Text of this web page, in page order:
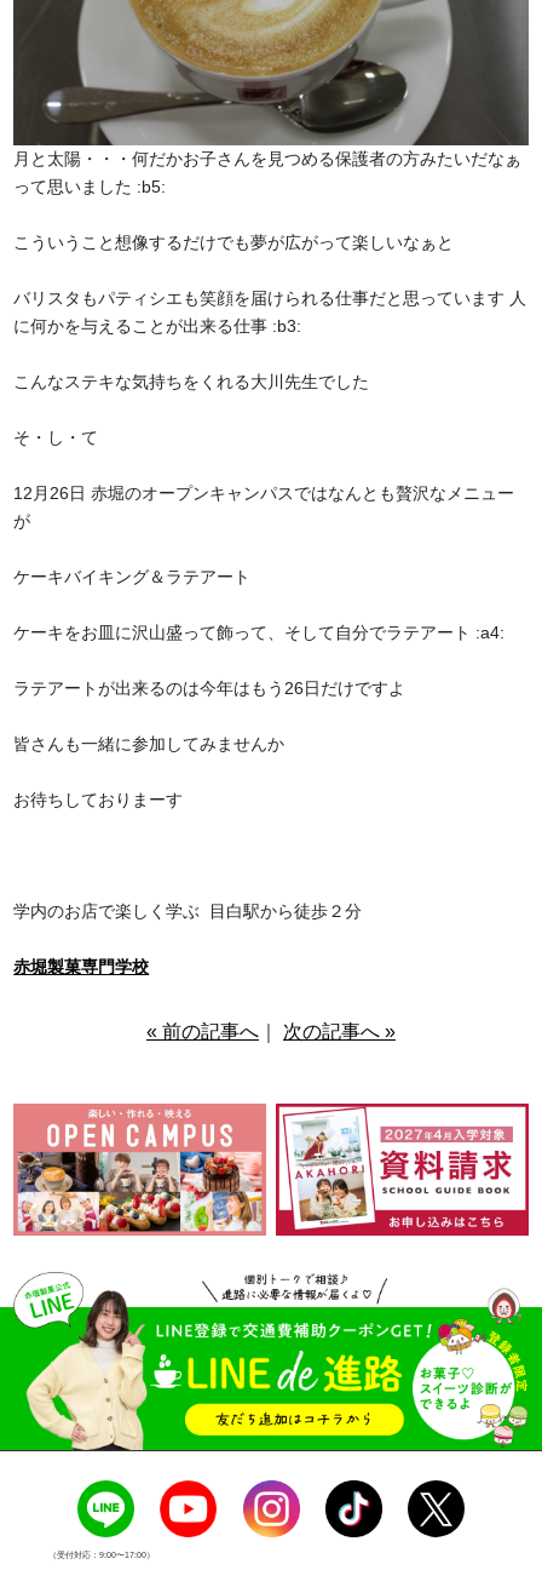
月と太陽・・・何だかお子さんを見つめる保護者の方みたいだなぁ
って思いました :b5:
こういうこと想像するだけでも夢が広がって楽しいなぁと
バリスタもパティシエも笑顔を届けられる仕事だと思っています 人
に何かを与えることが出来る仕事 :b3:
こんなステキな気持ちをくれる大川先生でした
そ・し・て
12月26日 赤堀のオープンキャンパスではなんとも贅沢なメニュー
が
ケーキバイキング＆ラテアート
ケーキをお皿に沢山盛って飾って、そして自分でラテアート :a4:
ラテアートが出来るのは今年はもう26日だけですよ
皆さんも一緒に参加してみませんか
お待ちしておりまーす
学内のお店で楽しく学ぶ 目白駅から徒歩２分
赤堀製菓専門学校
« 前の記事へ 次の記事へ »
（受付対応：9:00〜17:00）